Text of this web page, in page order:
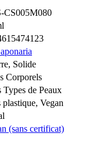
CS005M080
Solide
Corporels
Types de Peaux
plastique, Vegan
(sans certificat)